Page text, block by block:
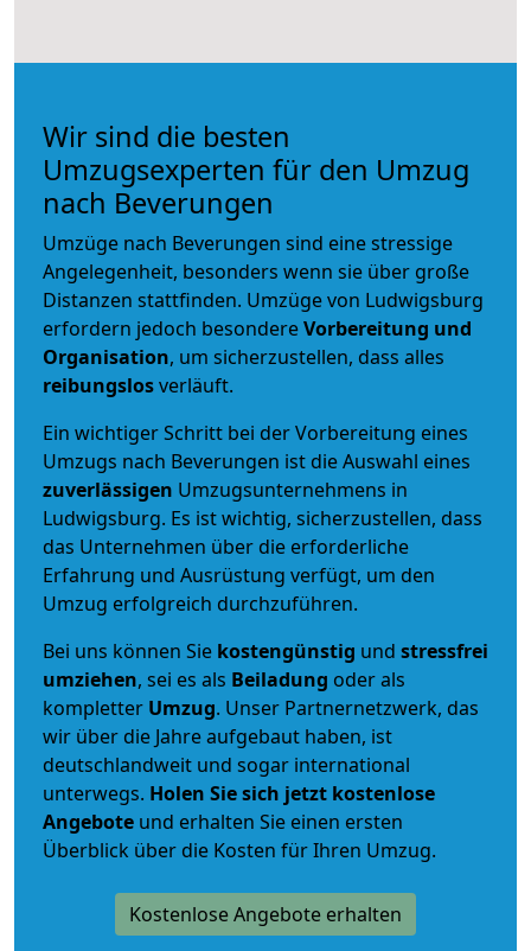
Wir sind die besten
Umzugsexperten für den Umzug
nach Beverungen
Umzüge nach Beverungen sind eine stressige
Angelegenheit, besonders wenn sie über große
Distanzen stattfinden. Umzüge von Ludwigsburg
erfordern jedoch besondereVorbereitung und
Organisation, um sicherzustellen, dass alles
reibungslosverläuft.
Ein wichtiger Schritt bei der Vorbereitung eines
Umzugs nach Beverungen ist die Auswahl eines
zuverlässigen Umzugsunternehmens in
Ludwigsburg. Es ist wichtig, sicherzustellen, dass
das Unternehmen über die erforderliche
Erfahrung und Ausrüstung verfügt, um den
Umzug erfolgreich durchzuführen.
Bei uns können Sie kostengünstig und stressfrei
umziehen, sei es als Beiladung oder als
kompletter Umzug. Unser Partnernetzwerk, das
wir über die Jahre aufgebaut haben, ist
deutschlandweit und sogar international
unterwegs. Holen Sie sich jetzt kostenlose
Angebote und erhalten Sie einen ersten
Überblick über die Kosten für Ihren Umzug.
Kostenlose Angebote erhalten